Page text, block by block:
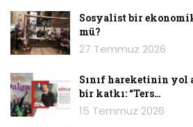
yapıldı.
Binanın resmi olarak bir
getirilmemesini protesto eden
binası önüne karanfil
“Utanç Müzesi” afişlerini astı.
Sosyalist bir
mü?
27 Temmuz 2026
Sınıf hareketinin yol
bir katkı: “Ters…
15 Temmuz 2026